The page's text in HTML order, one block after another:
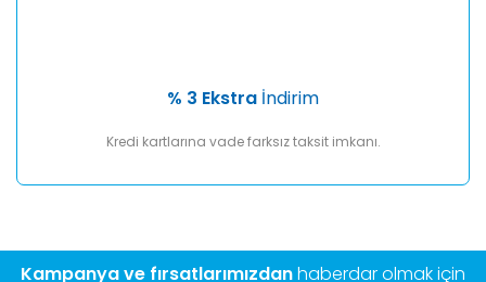
% 3 Ekstra İndirim
Kredi kartlarına vade farksız taksit imkanı.
Kampanya ve fırsatlarımızdanhaberdar olmak için